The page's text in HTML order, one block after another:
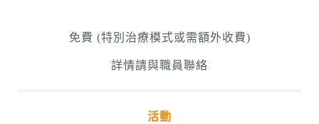
免費 (特別治療模式或需額外收費)
詳情請與職員聯絡
活動